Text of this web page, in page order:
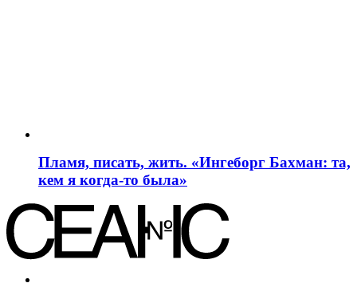
Пламя, писать, жить. «Ингеборг Бахман: та,
кем я когда-то была»